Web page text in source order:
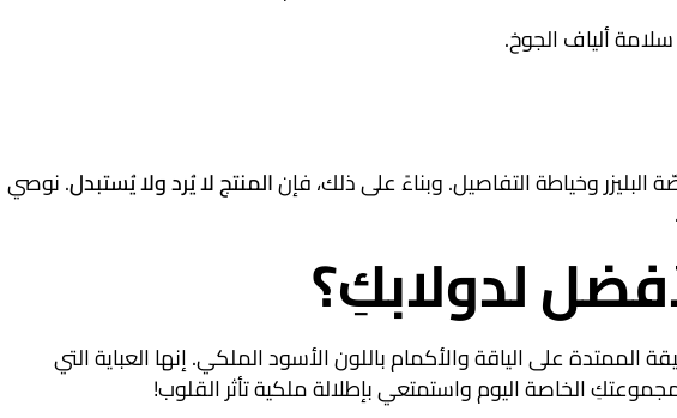
ألياف الجوخ.
وخياطة التفاصيل. وبناءً على ذلك، فإنالمنتج لا يُرد ولا يُستبدل. نوصي
لدولابكِ؟
على الياقة والأكمام باللون الأسود الملكي. إنها العباية التي
الخاصة اليوم واستمتعي بإطلالة ملكية تأثر القلوب!